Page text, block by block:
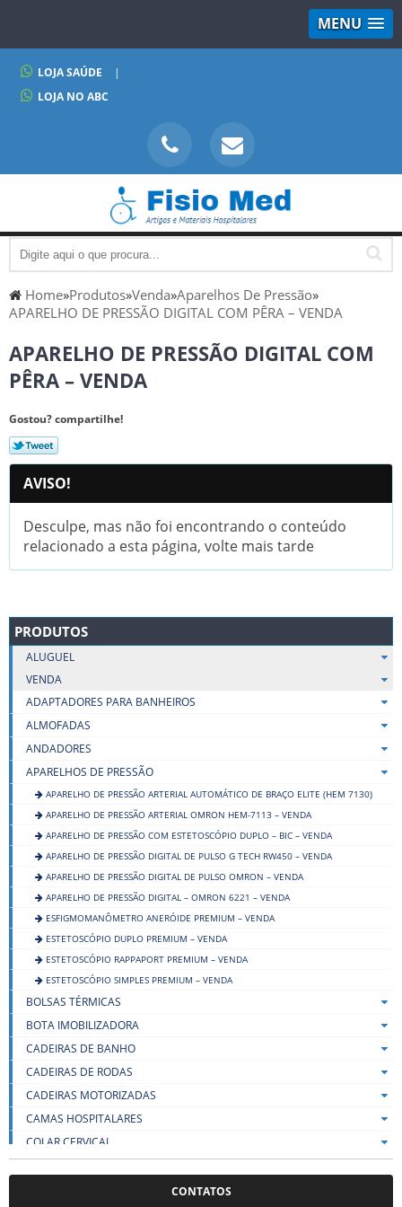
MENU
LOJA SAÚDE
|
LOJA NO ABC
Home»Produtos»Venda»Aparelhos De Pressão»
APARELHO DE PRESSÃO DIGITAL COM PÊRA – VENDA
APARELHO DE PRESSÃO DIGITAL COM
PÊRA – VENDA
Gostou? compartilhe!
AVISO!
Desculpe, mas não foi encontrando o conteúdo
relacionado a esta página, volte mais tarde
PRODUTOS
ALUGUEL
VENDA
ADAPTADORES PARA BANHEIROS
ALMOFADAS
ANDADORES
APARELHOS DE PRESSÃO
APARELHO DE PRESSÃO ARTERIAL AUTOMÁTICO DE BRAÇO ELITE (HEM 7130)
APARELHO DE PRESSÃO ARTERIAL OMRON HEM-7113 – VENDA
APARELHO DE PRESSÃO COM ESTETOSCÓPIO DUPLO – BIC – VENDA
APARELHO DE PRESSÃO DIGITAL DE PULSO G TECH RW450 – VENDA
APARELHO DE PRESSÃO DIGITAL DE PULSO OMRON – VENDA
APARELHO DE PRESSÃO DIGITAL – OMRON 6221 – VENDA
ESFIGMOMANÔMETRO ANERÓIDE PREMIUM – VENDA
ESTETOSCÓPIO DUPLO PREMIUM – VENDA
ESTETOSCÓPIO RAPPAPORT PREMIUM – VENDA
ESTETOSCÓPIO SIMPLES PREMIUM – VENDA
BOLSAS TÉRMICAS
BOTA IMOBILIZADORA
CADEIRAS DE BANHO
CADEIRAS DE RODAS
CADEIRAS MOTORIZADAS
CAMAS HOSPITALARES
COLAR CERVICAL
CONTATOS